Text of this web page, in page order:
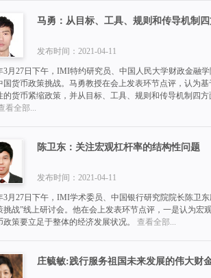
马勇：从目标、工具、规则和传导机制
发布时间：2021-04-11
3月27日下午，IMI特约研究员、中国人民大学财政金
国货币政策挑战。马勇教授在会上发表环节点评，认为
的货币紧缩政策，并从目标、工具、规则和传导机制四
看全部...
陈卫东：关注宏观杠杆率的结构性问题
发布时间：2021-04-11
3月27日下午，IMI学术委员、中国银行研究院院长陈
挑战”线上研讨会。他在会上发表环节点评，一是认为
政策要立足于整体的经济发展状况。
查看全部...
庄毓敏:践行服务祖国未来发展的伟大财